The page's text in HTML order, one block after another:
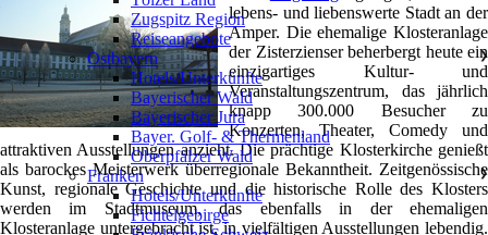
lebens- und liebenswerte Stadt an der
Amper. Die ehemalige Klosteranlage
der Zisterzienser beherbergt heute ein
einzigartiges Kultur- und
Veranstaltungszentrum, das jährlich
knapp 300.000 Besucher zu
Konzerten, Theater, Comedy und
attraktiven Ausstellungen anzieht. Die prächtige Klosterkirche genießt
als barockes Meisterwerk überregionale Bekanntheit. Zeitgenössische
Kunst, regionale Geschichte und die historische Rolle des Klosters
werden im Stadtmuseum, das ebenfalls in der ehemaligen
Klosteranlage untergebracht ist, in vielfältigen Ausstellungen lebendig.
Zugspitz Region
Reiseangebote
Ostbayern
❯
Hotels/Unterkünfte
Bayerischer Wald
Bayerischer Jura
Bayer. Golf- & Thermenland
Oberpfälzer Wald
Franken
❯
Hotels/Unterkünfte
Fichtelgebirge